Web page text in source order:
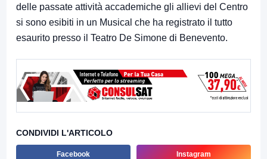
delle passate attività accademiche gli allievi del Centro
si sono esibiti in un Musical che ha registrato il tutto
esaurito presso il Teatro De Simone di Benevento.
CONDIVIDI L'ARTICOLO
Facebook Instagram